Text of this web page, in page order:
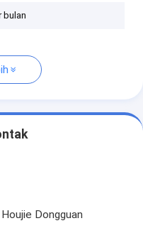
bulan
Dongguan